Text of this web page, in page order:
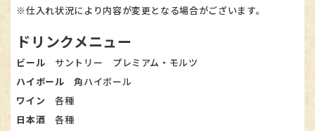
※仕入れ状況により内容が変更となる場合がございます。​​​​​​​
ドリンクメニュー
ビール サントリー プレミアム・モルツ​​​​​​​
ハイボール 角ハイボール​​​​​​​
ワイン 各種​​​​​​​
日本酒 各種​​​​​​​